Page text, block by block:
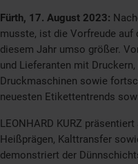
Fürth, 17. August 2023:
musste, ist die Vorfreude auf
diesem Jahr umso größer.
und Lieferanten mit
Druckmaschinen sowie
neuesten Etikettentrends
LEONHARD KURZ
Heißprägen, Kalttransfer
demonstriert der